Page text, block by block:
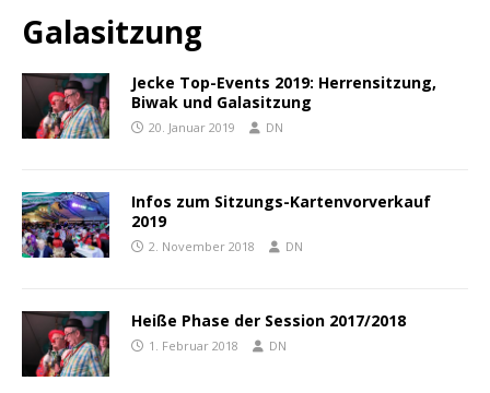
Galasitzung
Jecke Top-Events 2019: Herrensitzung,
Biwak und Galasitzung
20. Januar 2019 DN
Infos zum Sitzungs-Kartenvorverkauf
2019
2. November 2018 DN
Heiße Phase der Session 2017/2018
1. Februar 2018 DN